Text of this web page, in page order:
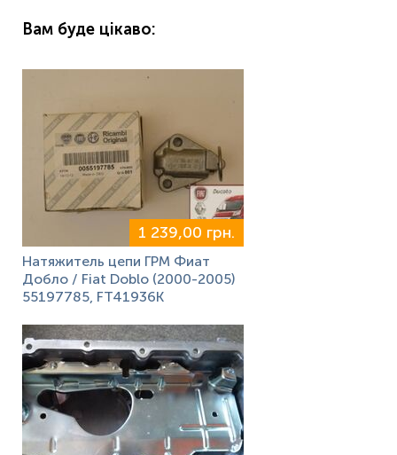
Вам буде цікаво:
1 239,00 грн.
Натяжитель цепи ГРМ Фиат
Добло / Fiat Doblo (2000-2005)
55197785, FT41936K